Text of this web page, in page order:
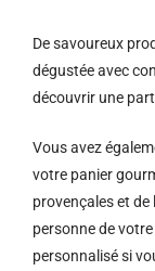
De savoureux
dégustée avec
découvrir une
Vous avez
votre panier
provençales et de
personne de
personnalisé si